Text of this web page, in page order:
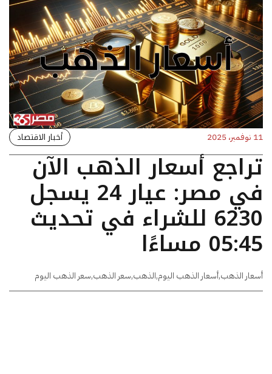
11 نوفمبر، 2025 أخبار الاقتصاد
تراجع أسعار الذهب الآن
في مصر: عيار 24 يسجل
6230 للشراء في تحديث
05:45 مساءًا
أسعار الذهب,أسعار الذهب اليوم,الذهب,سعر الذهب,سعر الذهب اليوم